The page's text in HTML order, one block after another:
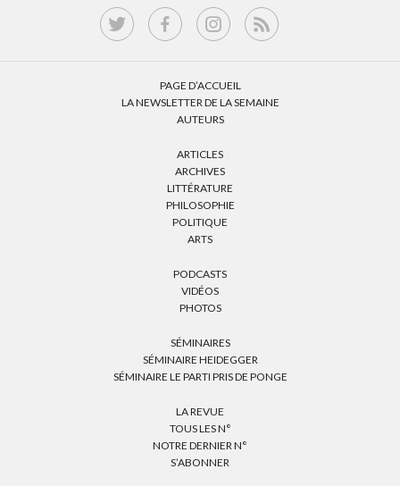
PAGE D’ACCUEIL
LA NEWSLETTER DE LA SEMAINE
AUTEURS
ARTICLES
ARCHIVES
LITTÉRATURE
PHILOSOPHIE
POLITIQUE
ARTS
PODCASTS
VIDÉOS
PHOTOS
SÉMINAIRES
SÉMINAIRE HEIDEGGER
SÉMINAIRE LE PARTI PRIS DE PONGE
LA REVUE
TOUS LES N°
NOTRE DERNIER N°
S’ABONNER